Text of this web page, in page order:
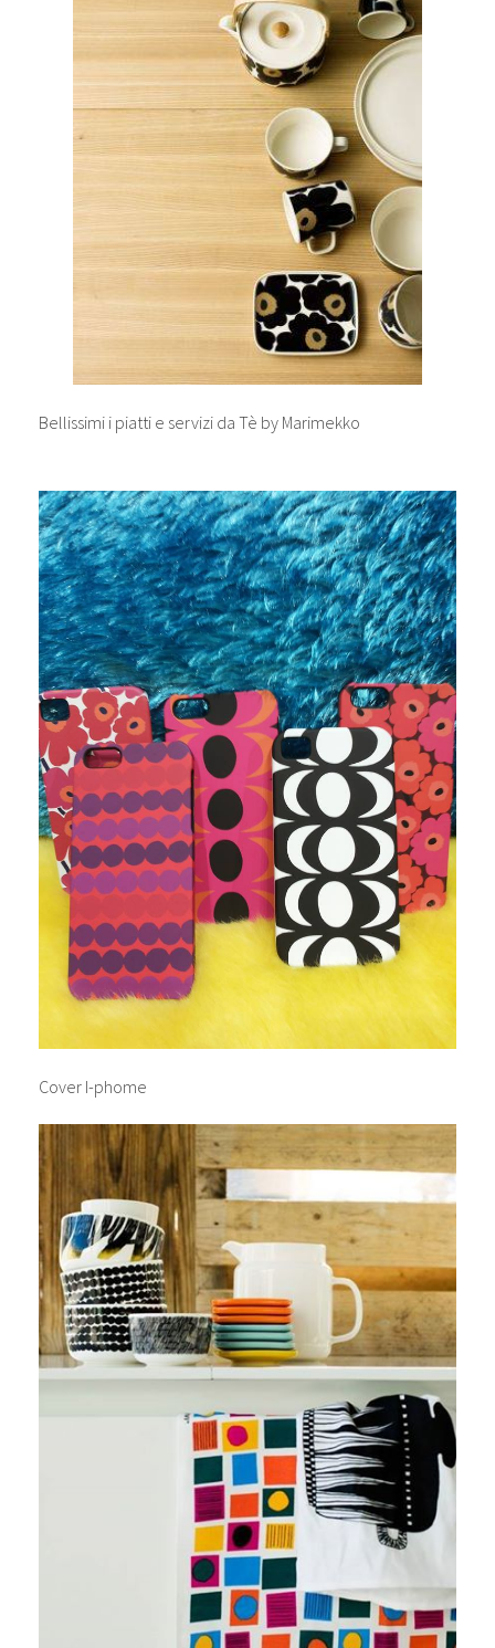
Bellissimi i piatti e servizi da Tè by Marimekko
Cover I-phome